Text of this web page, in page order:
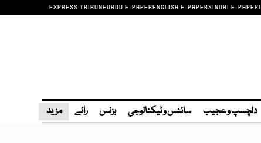
EXPRESS TRIBUNEURDU E-PAPERENGLISH E-PAPERSINDHI E-PAPER
دلچسپ و عجیب سائنس و ٹیکنالوجی بزنس رائے مزید